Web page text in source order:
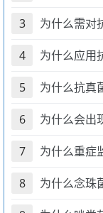
3 为什么需对
4 为什么应用
5 为什么抗真
6 为什么会出
7 为什么重症
8 为什么念珠